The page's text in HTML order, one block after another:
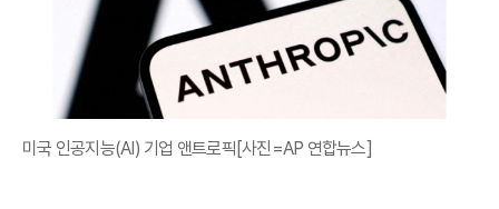
미국 인공지능(AI) 기업 앤트로픽[사진=AP 연합뉴스]